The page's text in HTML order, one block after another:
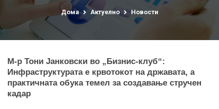
Дома Актуелно Новости
М-р Тони Јанковски во „Бизнис-клуб“:
Инфраструктурата е крвотокот на државата, а
практичната обука темел за создавање стручен
кадар